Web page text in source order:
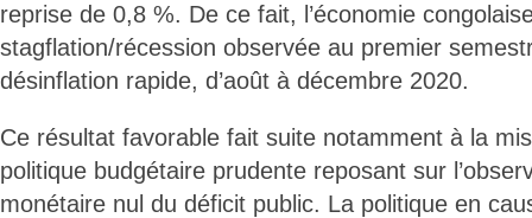
reprise de 0,8 %. De ce fait, l’économie
stagflation/récession observée au premier
désinflation rapide, d’août à décembre 2020.
Ce résultat favorable fait suite notamment à la
politique budgétaire prudente reposant sur
monétaire nul du déficit public. La politique en